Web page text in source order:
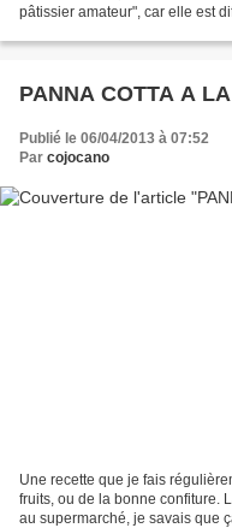
pâtissier amateur", car elle est
PANNA COTTA A
Publié le 06/04/2013 à 07:52
Par cojocano
Une recette que je fais
fruits, ou de la bonne confiture.
au supermarché, je savais que